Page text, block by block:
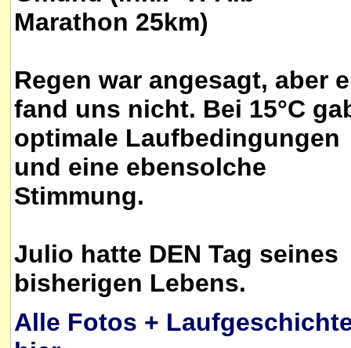
Marathon 25km)
Regen war angesagt, aber
fand uns nicht. Bei 15°C
optimale Laufbedingungen
und eine ebensolche
Stimmung.
Julio hatte DEN Tag seines
bisherigen Lebens.
Alle Fotos +